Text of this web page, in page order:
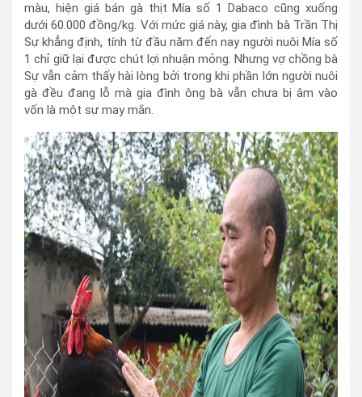
màu, hiện giá bán gà thịt Mía số 1 Dabaco cũng xuống
dưới 60.000 đồng/kg. Với mức giá này, gia đình bà Trần Thị
Sự khẳng định, tính từ đầu năm đến nay người nuôi Mía số
1 chỉ giữ lại được chút lợi nhuận mỏng. Nhưng vợ chồng bà
Sự vẫn cảm thấy hài lòng bởi trong khi phần lớn người nuôi
gà đều đang lỗ mà gia đình ông bà vẫn chưa bị âm vào
vốn là một sự may mắn.